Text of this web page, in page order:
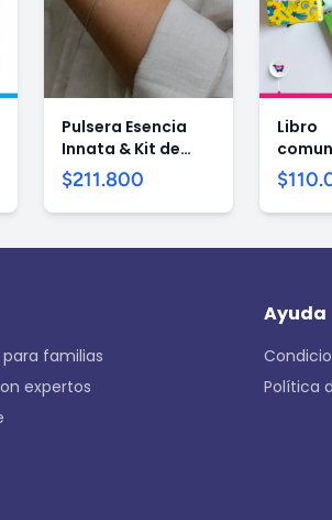
Pulsera Esencia
Innata & Kit de
eternizado
$211.800
Libro
de
familias
expertos
Ayuda
Política